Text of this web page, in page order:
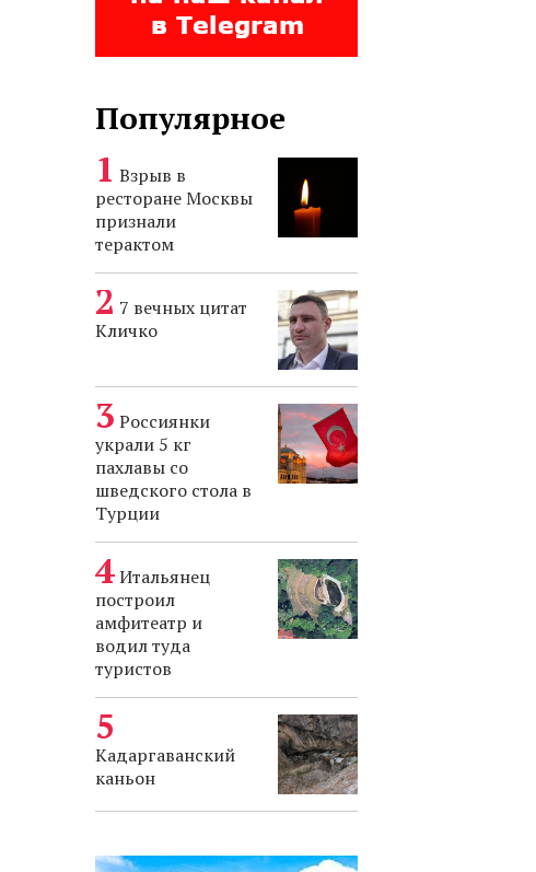
Популярное
Взрыв в
ресторане Москвы
признали
терактом
7 вечных цитат
Кличко
Россиянки
украли 5 кг
пахлавы со
шведского стола в
Турции
Итальянец
построил
амфитеатр и
водил туда
туристов
Кадаргаванский
каньон